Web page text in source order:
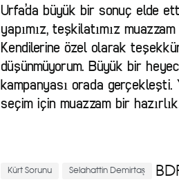
Urfa’da büyük bir sonuç elde
yapımız, teşkilatımız
Kendilerine özel olarak
düşünmüyorum. Büyük bir
kampanyası orada
seçim için muazzam bir
Kürt Sorunu Selahattin Demirtaş